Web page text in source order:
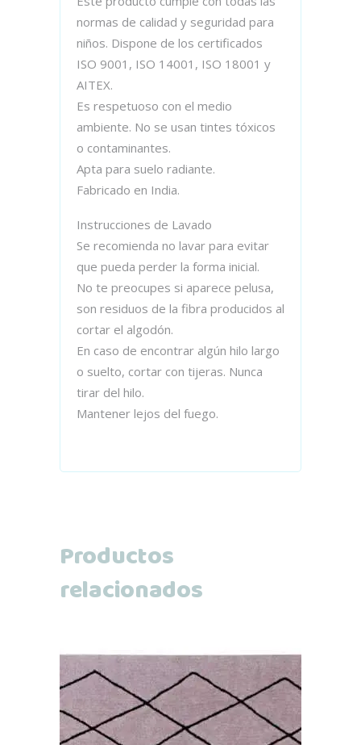
normas de calidad y seguridad para
niños. Dispone de los certificados
ISO 9001, ISO 14001, ISO 18001 y
AITEX.
Es respetuoso con el medio
ambiente. No se usan tintes tóxicos
o contaminantes.
Apta para suelo radiante.
Fabricado en India.
Instrucciones de Lavado
Se recomienda no lavar para evitar
que pueda perder la forma inicial.
No te preocupes si aparece pelusa,
son residuos de la fibra producidos al
cortar el algodón.
En caso de encontrar algún hilo largo
o suelto, cortar con tijeras. Nunca
tirar del hilo.
Mantener lejos del fuego.
Productos
relacionados